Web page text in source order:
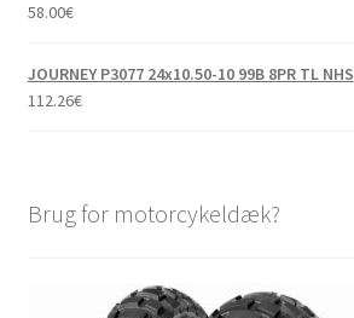
58.00€
JOURNEY P3077 24x10.50-10 99B 8PR TL NHS
112.26€
Brug for motorcykeldæk?